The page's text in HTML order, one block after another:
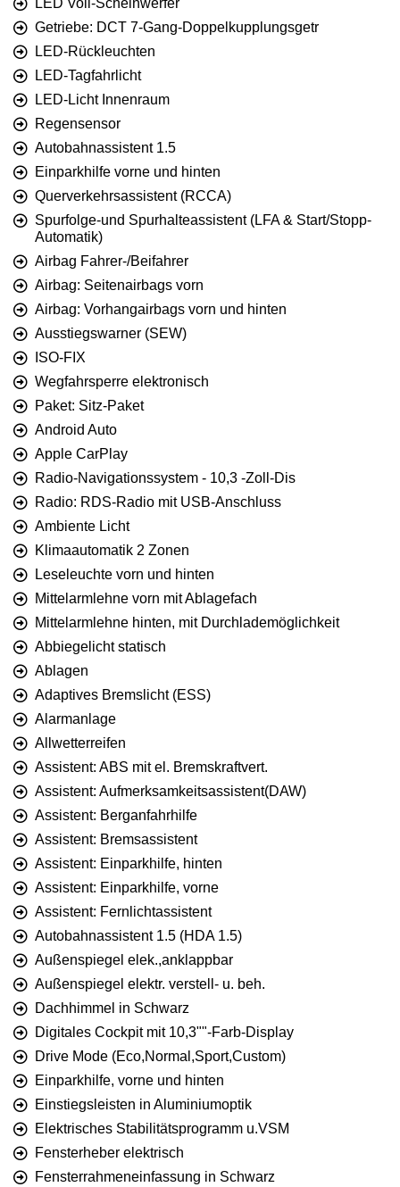
LED Voll-Scheinwerfer
Getriebe: DCT 7-Gang-Doppelkupplungsgetr
LED-Rückleuchten
LED-Tagfahrlicht
LED-Licht Innenraum
Regensensor
Autobahnassistent 1.5
Einparkhilfe vorne und hinten
Querverkehrsassistent (RCCA)
Spurfolge-und Spurhalteassistent (LFA & Start/Stopp-
Automatik)
Airbag Fahrer-/Beifahrer
Airbag: Seitenairbags vorn
Airbag: Vorhangairbags vorn und hinten
Ausstiegswarner (SEW)
ISO-FIX
Wegfahrsperre elektronisch
Paket: Sitz-Paket
Android Auto
Apple CarPlay
Radio-Navigationssystem - 10,3 -Zoll-Dis
Radio: RDS-Radio mit USB-Anschluss
Ambiente Licht
Klimaautomatik 2 Zonen
Leseleuchte vorn und hinten
Mittelarmlehne vorn mit Ablagefach
Mittelarmlehne hinten, mit Durchlademöglichkeit
Abbiegelicht statisch
Ablagen
Adaptives Bremslicht (ESS)
Alarmanlage
Allwetterreifen
Assistent: ABS mit el. Bremskraftvert.
Assistent: Aufmerksamkeitsassistent(DAW)
Assistent: Berganfahrhilfe
Assistent: Bremsassistent
Assistent: Einparkhilfe, hinten
Assistent: Einparkhilfe, vorne
Assistent: Fernlichtassistent
Autobahnassistent 1.5 (HDA 1.5)
Außenspiegel elek.,anklappbar
Außenspiegel elektr. verstell- u. beh.
Dachhimmel in Schwarz
Digitales Cockpit mit 10,3""-Farb-Display
Drive Mode (Eco,Normal,Sport,Custom)
Einparkhilfe, vorne und hinten
Einstiegsleisten in Aluminiumoptik
Elektrisches Stabilitätsprogramm u.VSM
Fensterheber elektrisch
Fensterrahmeneinfassung in Schwarz